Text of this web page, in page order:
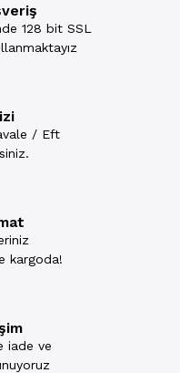
128 bit SSL
/ Eft
kargoda!
iade ve